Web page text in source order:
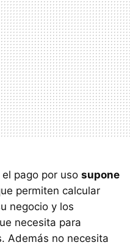
pago por uso supone
permiten calcular
negocio y los
necesita para
Además no necesita